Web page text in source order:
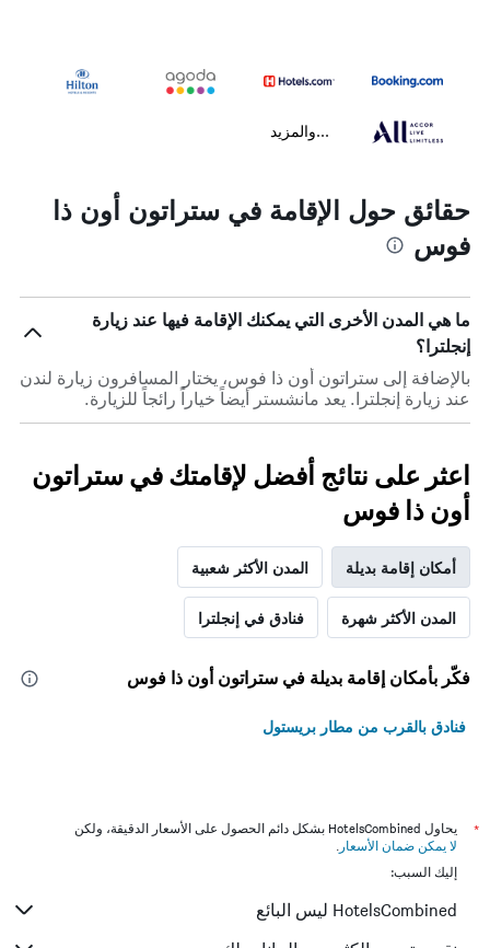
...والمزيد
حقائق حول الإقامة في ستراتون أون ذا
فوس
ما هي المدن الأخرى التي يمكنك الإقامة فيها عند زيارة
إنجلترا؟
بالإضافة إلى ستراتون أون ذا فوس، يختار المسافرون زيارة لندن
عند زيارة إنجلترا. يعد مانشستر أيضاً خياراً رائجاً للزيارة.
اعثر على نتائج أفضل لإقامتك في ستراتون
أون ذا فوس
أمكان إقامة بديلة المدن الأكثر شعبية
المدن الأكثر شهرة فنادق في إنجلترا
فكّر بأمكان إقامة بديلة في ستراتون أون ذا فوس
فنادق بالقرب من مطار بريستول
*
يحاول HotelsCombined بشكل دائم الحصول على الأسعار الدقيقة، ولكن
لا يمكن ضمان الأسعار .
إليك السبب:
HotelsCombined ليس البائع